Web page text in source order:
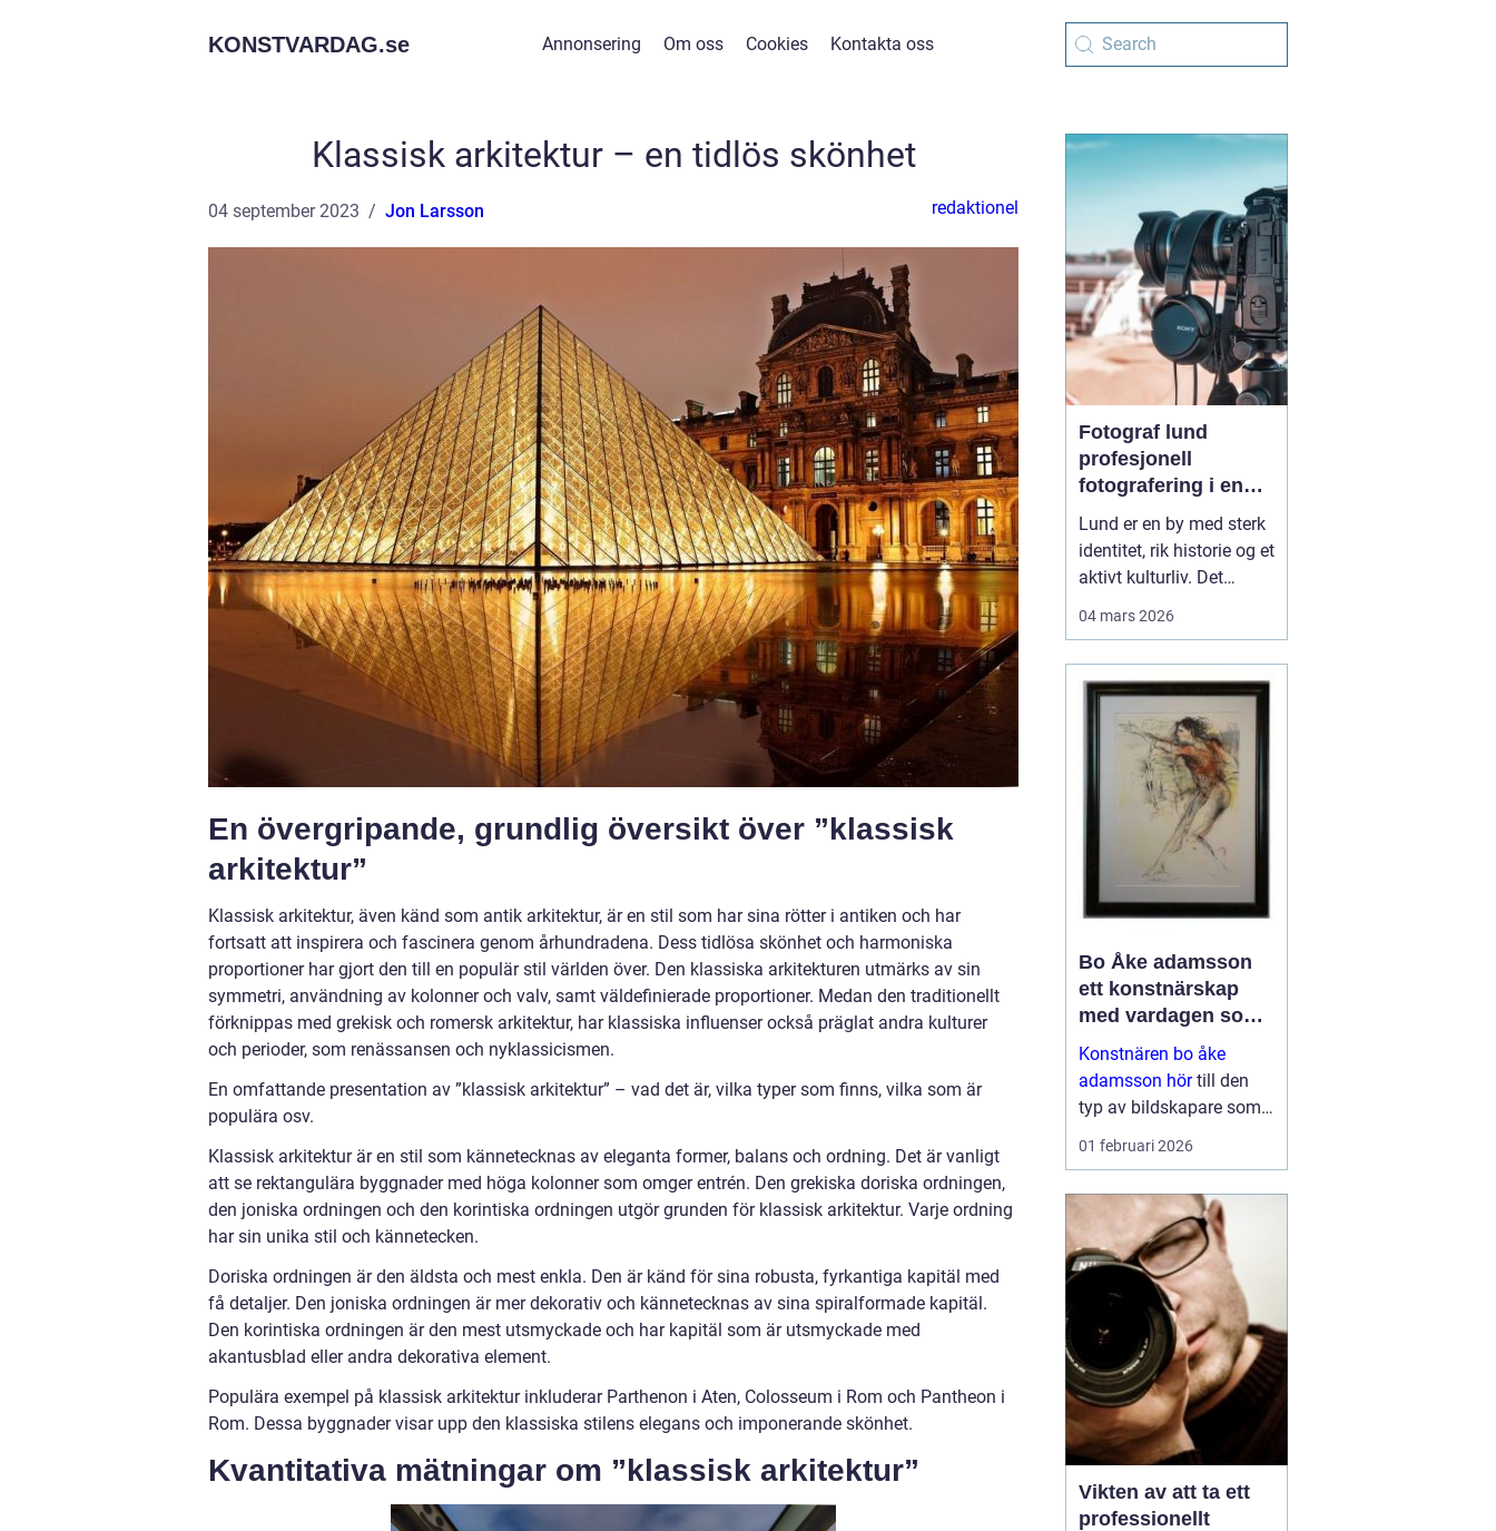
KONSTVARDAG.se Annonsering Om oss Cookies Kontakta oss
Klassisk arkitektur – en tidlös skönhet
04 september 2023 Jon Larsson redaktionel
En övergripande, grundlig översikt över ”klassisk
arkitektur”
Klassisk arkitektur, även känd som antik arkitektur, är en stil som har sina rötter i antiken och har
fortsatt att inspirera och fascinera genom århundradena. Dess tidlösa skönhet och harmoniska
proportioner har gjort den till en populär stil världen över. Den klassiska arkitekturen utmärks av sin
symmetri, användning av kolonner och valv, samt väldefinierade proportioner. Medan den traditionellt
förknippas med grekisk och romersk arkitektur, har klassiska influenser också präglat andra kulturer
och perioder, som renässansen och nyklassicismen.
En omfattande presentation av ”klassisk arkitektur” – vad det är, vilka typer som finns, vilka som är
populära osv.
Klassisk arkitektur är en stil som kännetecknas av eleganta former, balans och ordning. Det är vanligt
att se rektangulära byggnader med höga kolonner som omger entrén. Den grekiska doriska ordningen,
den joniska ordningen och den korintiska ordningen utgör grunden för klassisk arkitektur. Varje ordning
har sin unika stil och kännetecken.
Doriska ordningen är den äldsta och mest enkla. Den är känd för sina robusta, fyrkantiga kapitäl med
få detaljer. Den joniska ordningen är mer dekorativ och kännetecknas av sina spiralformade kapitäl.
Den korintiska ordningen är den mest utsmyckade och har kapitäl som är utsmyckade med
akantusblad eller andra dekorativa element.
Populära exempel på klassisk arkitektur inkluderar Parthenon i Aten, Colosseum i Rom och Pantheon i
Rom. Dessa byggnader visar upp den klassiska stilens elegans och imponerande skönhet.
Kvantitativa mätningar om ”klassisk arkitektur”
Fotograf lund
profesjonell
fotografering i en
levende
universitetsby
Lund er en by med sterk
identitet, rik historie og et
aktivt kulturliv. Det
kunstneriske portretter
og reklamebilder til
landbruksfoto og
dokumentasjon av
forskning. Når bedrifter,
04 mars 2026
Bo Åke adamsson
ett konstnärskap
med vardagen som
scen
Konstnären bo åke
adamsson hörtill den
typ av bildskapare som
ofta upptäcks av en
galleriutställning eller
bland hundratals namn i
en webbutik. När blicken
väl fastnar st...
01 februari 2026
Vikten av att ta ett
professionellt